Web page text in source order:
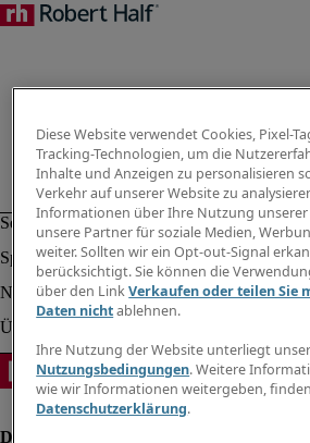
Diese Website verwendet Cookies, Pixel-
Tracking-Technologien, um die
Inhalte und Anzeigen zu personalisieren
Verkehr auf unserer Website zu
Informationen über Ihre Nutzung unserer
unsere Partner für soziale Medien,
weiter. Sollten wir ein Opt-out-Signal
berücksichtigt. Sie können die
über den LinkVerkaufen oder teilen Sie
Daten nichtablehnen.
Ihre Nutzung der Website unterliegt
Nutzungsbedingungen. Weitere
wie wir Informationen weitergeben,
Datenschutzerklärung.